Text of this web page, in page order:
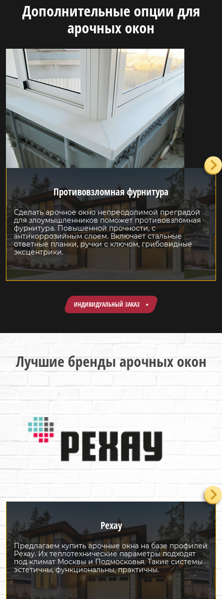
Дополнительные опции для
арочных окон
Противовзломная фурнитура
Сделать арочное окно непреодолимой преградой
для злоумышленников поможет противовзломная
фурнитура. Повышенной прочности, с
антикоррозийным слоем. Включает стальные
ответные планки, ручки с ключом, грибовидные
эксцентрики.
ИНДИВИДУАЛЬНЫЙ ЗАКАЗ
Лучшие бренды арочных окон
Рехау
Предлагаем купить арочные окна на базе профилей
Рехау. Их теплотехнические параметры подходят
под климат Москвы и Подмосковья. Такие системы
эстетичны, функциональны, практичны.